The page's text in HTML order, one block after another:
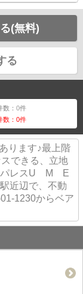
(無料)
る
数：0件
数：0件
ります♪最上階
できる、立地
パレスU M E
近辺で、不動
1230からベア